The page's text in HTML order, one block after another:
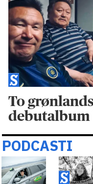
To
debutalbum
PODCASTI